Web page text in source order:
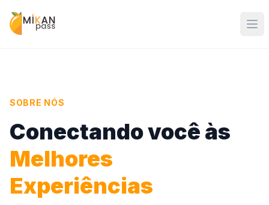
SOBRE NÓS
Conectando você às
Melhores
Experiências